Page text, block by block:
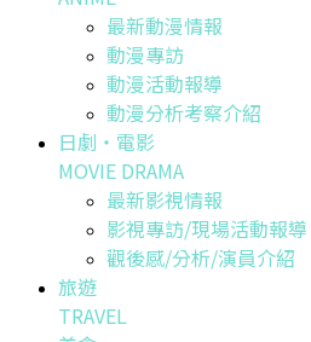
最新動漫情報
動漫專訪
動漫活動報導
動漫分析考察介紹
日劇・電影
MOVIE DRAMA
最新影視情報
影視專訪/現場活動報導
觀後感/分析/演員介紹
旅遊
TRAVEL